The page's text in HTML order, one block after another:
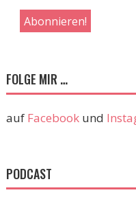
FOLGE MIR …
auf Facebookund
PODCAST